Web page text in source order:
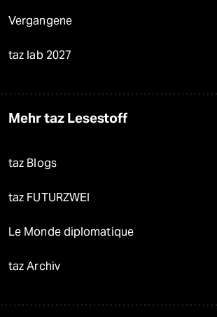
Vergangene
taz lab 2027
Mehr taz Lesestoff
taz Blogs
taz FUTURZWEI
Le Monde diplomatique
taz Archiv